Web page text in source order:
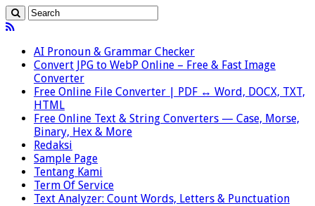
AI Pronoun & Grammar Checker
Convert JPG to WebP Online – Free & Fast Image
Converter
Free Online File Converter | PDF ↔ Word, DOCX, TXT,
HTML
Free Online Text & String Converters — Case, Morse,
Binary, Hex & More
Redaksi
Sample Page
Tentang Kami
Term Of Service
Text Analyzer: Count Words, Letters & Punctuation